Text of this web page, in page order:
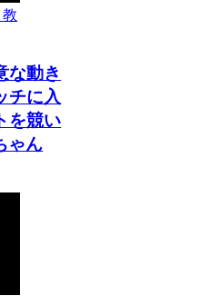
教
な動き
チに入
を競い
ゃん